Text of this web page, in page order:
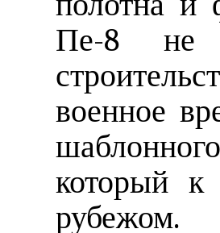
Пе-8 не
военное
который
рубежом.